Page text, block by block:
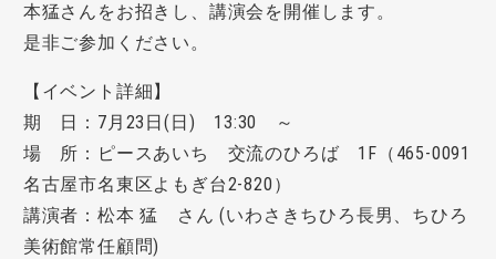
本猛さんをお招きし、講演会を開催します。
是非ご参加ください。
【イベント詳細】
期 日：7月23日(日) 13:30 ～
場 所：ピースあいち 交流のひろば 1F（465-0091
名古屋市名東区よもぎ台2-820）
講演者：松本 猛 さん (いわさきちひろ長男、ちひろ
美術館常任顧問)